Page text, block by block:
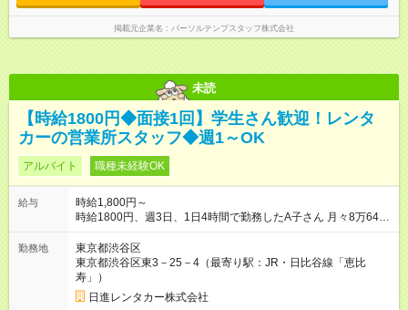
掲載元企業名 パーソルテンプスタッフ株式会社
未読
【時給1800円◆面接1回】学生さん歓迎！レンタ
カーの営業所スタッフ◆週1～OK
アルバイト 職種未経験OK
給与
時給1,800円～
時給1800円、週3日、1日4時間で勤務したA子さん 月々8万6400
円収入（月4週換算で計算した目安金額です） 【試用期間】試用
期間なし
勤務地
東京都渋谷区
東京都渋谷区東3－25－4（最寄り駅：JR・日比谷線「恵比
寿」）
日進レンタカー株式会社